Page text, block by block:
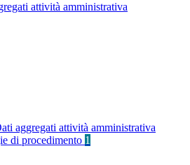
attività amministrativa
aggregati attività amministrativa
di procedimento 1